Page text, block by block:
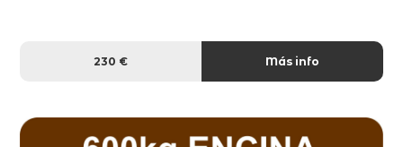
230 € Más info